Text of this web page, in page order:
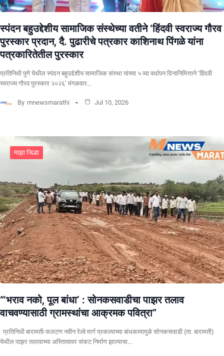
स्पंदन बहुउद्देशीय सामाजिक संस्थेच्या वतीने ‘हिंदवी स्वराज्य गौरव
पुरस्कार प्रदान, दै. पुढारीचे पत्रकार काशिनाथ पिंगळे यांना
पत्रकारितेतील पुरस्कार
प्रतिनिधी पुणे येथील स्पंदन बहुउद्देशीय सामाजिक संस्था यांच्या ५ व्या वर्धापन दिनानिमित्ताने ‘हिंदवी
स्वराज्य गौरव पुरस्कार २०२६’ मंगळवार…
By mnewsmarathi Jul 10, 2026
माझा जिल्हा
“‘भराव नको, पूल बांधा’ : सोनकसवाडीचा पाझर तलाव
वाचवण्यासाठी ग्रामस्थांचा आक्रमक पवित्रा”
प्रतिनिधी बारामती-फलटण नवीन रेल्वे मार्ग प्रकल्पाच्या बांधकामामुळे सोनकसवाडी (ता. बारामती)
येथील पाझर तलावाच्या अस्तित्वावर संकट निर्माण झाल्याचा…